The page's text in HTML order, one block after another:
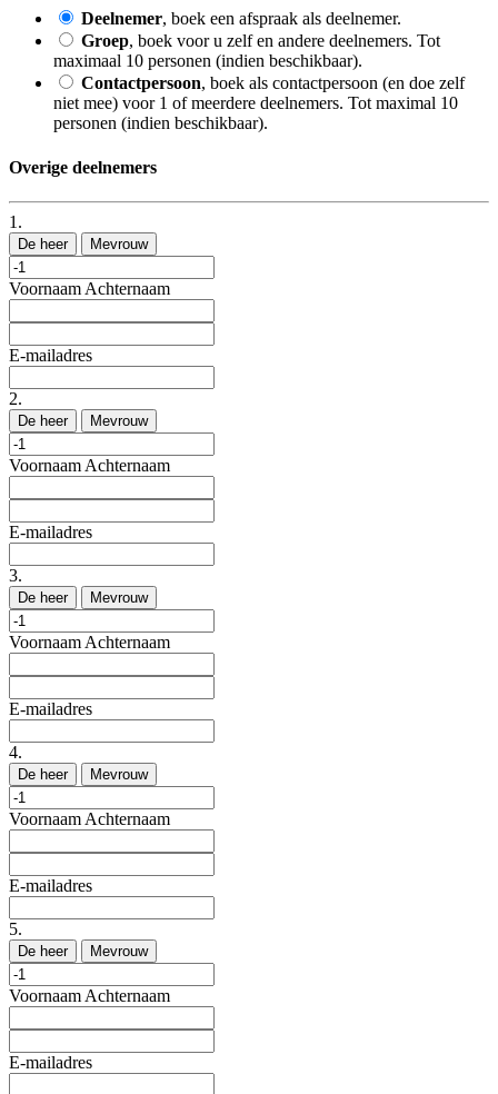
Deelnemer, boek een afspraak als deelnemer.
Groep, boek voor u zelf en andere deelnemers. Tot
maximaal 10 personen (indien beschikbaar).
Contactpersoon, boek als contactpersoon (en doe zelf
niet mee) voor 1 of meerdere deelnemers. Tot maximal 10
personen (indien beschikbaar).
Overige deelnemers
1.
De heer Mevrouw
Voornaam Achternaam
E-mailadres
2.
De heer Mevrouw
Voornaam Achternaam
E-mailadres
3.
De heer Mevrouw
Voornaam Achternaam
E-mailadres
4.
De heer Mevrouw
Voornaam Achternaam
E-mailadres
5.
De heer Mevrouw
Voornaam Achternaam
E-mailadres